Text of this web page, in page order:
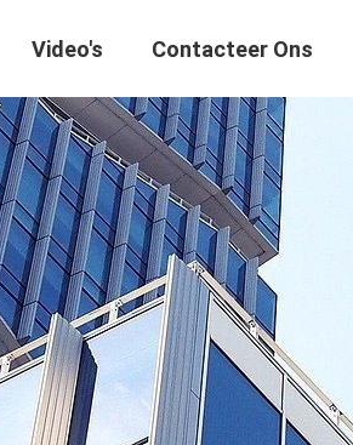
Video's Contacteer Ons